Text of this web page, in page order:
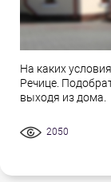
На каких
Речице.
выходя из дома.
2050